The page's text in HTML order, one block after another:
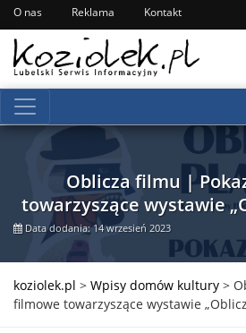
O nas Reklama Kontakt
Oblicza filmu |
towarzyszące wystawie
Data dodania: 14 wrzesień 2023
koziolek.pl > Wpisy domów kultury >
filmowe towarzyszące wystawie